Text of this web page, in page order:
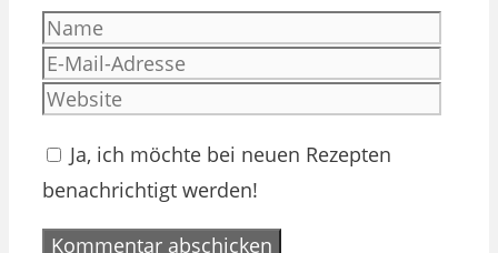
Name
Ja, ich möchte bei neuen Rezepten
benachrichtigt werden!